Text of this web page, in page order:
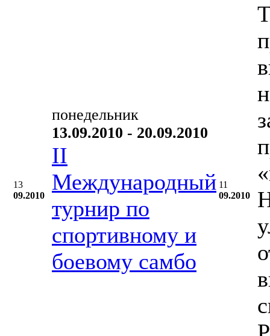
13
09.2010
понедельник
13.09.2010 - 20.09.2010
II
Международный
турнир по
спортивному и
боевому самбо
11
09.2010